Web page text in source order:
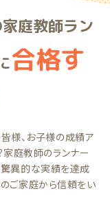
庭教師ラン
合格す
様、お子様の成績ア
庭教師のランナー
異的な実績を達成
ご家庭から信頼をい